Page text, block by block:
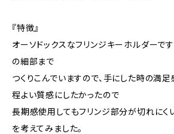
『特徴』
オーソドックスなフリンジキーホルダーで
の細部まで
つくりこんでいますので、手にした時の満足
程よい質感にしたかったので
長期感使用してもフリンジ部分が切れに
を考えてみました。